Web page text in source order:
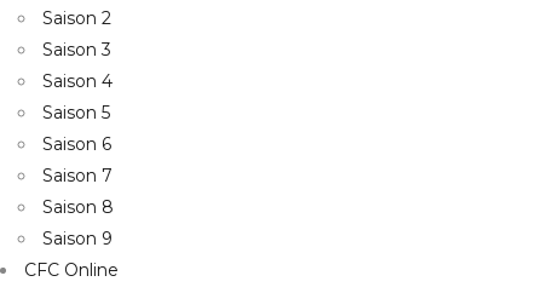
Saison 2
Saison 3
Saison 4
Saison 5
Saison 6
Saison 7
Saison 8
Saison 9
CFC Online